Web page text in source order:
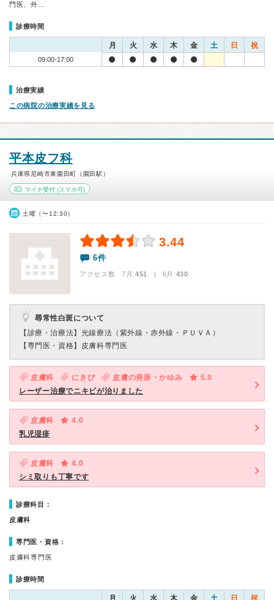
門医、外…
診療時間
月 火 水 木 金 土 日 祝
09:00-17:00
治療実績
この病院の治療実績を見る
平本皮フ科
兵庫県尼崎市東園田町（園田駅）
マイナ受付 (スマホ可)
土曜（〜12:30）
3.44
6件
アクセス数 7月:451 | 6月:430
尋常性白斑について
【診療・治療法】 光線療法（紫外線・赤外線・ＰＵＶＡ）
【専門医・資格】 皮膚科専門医
皮膚科 にきび 皮膚の発疹・かゆみ
5.0
レーザー治療でニキビが治りました
皮膚科
4.0
乳児湿疹
皮膚科
4.0
シミ取りも丁寧です
診療科目：
皮膚科
専門医・資格：
皮膚科専門医
診療時間
月 火 水 木 金 土 日 祝